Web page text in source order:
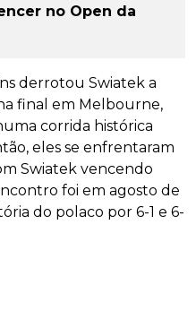
no Open da
derrotou Swiatek a
final em Melbourne,
corrida histórica
eles se enfrentaram
Swiatek vencendo
foi em agosto de
do polaco por 6-1 e 6-